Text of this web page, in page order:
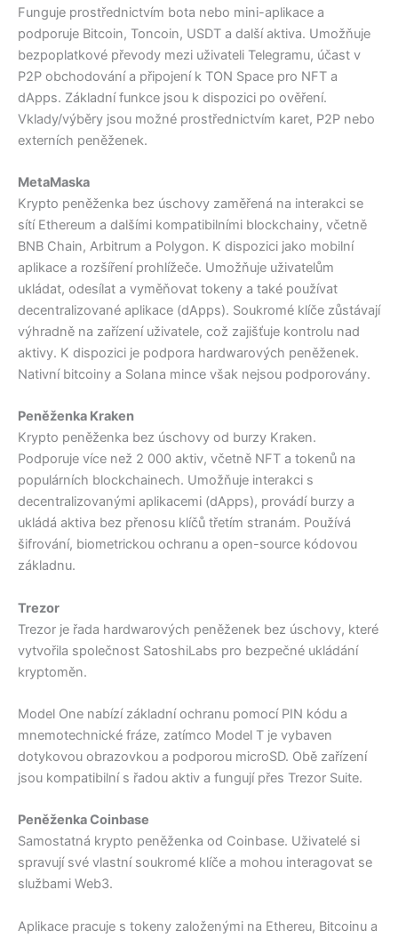
Funguje prostřednictvím bota nebo mini-aplikace a
podporuje Bitcoin, Toncoin, USDT a další aktiva. Umožňuje
bezpoplatkové převody mezi uživateli Telegramu, účast v
P2P obchodování a připojení k TON Space pro NFT a
dApps. Základní funkce jsou k dispozici po ověření.
Vklady/výběry jsou možné prostřednictvím karet, P2P nebo
externích peněženek.
MetaMaska
Krypto peněženka bez úschovy zaměřená na interakci se
sítí Ethereum a dalšími kompatibilními blockchainy, včetně
BNB Chain, Arbitrum a Polygon. K dispozici jako mobilní
aplikace a rozšíření prohlížeče. Umožňuje uživatelům
ukládat, odesílat a vyměňovat tokeny a také používat
decentralizované aplikace (dApps). Soukromé klíče zůstávají
výhradně na zařízení uživatele, což zajišťuje kontrolu nad
aktivy. K dispozici je podpora hardwarových peněženek.
Nativní bitcoiny a Solana mince však nejsou podporovány.
Peněženka Kraken
Krypto peněženka bez úschovy od burzy Kraken.
Podporuje více než 2 000 aktiv, včetně NFT a tokenů na
populárních blockchainech. Umožňuje interakci s
decentralizovanými aplikacemi (dApps), provádí burzy a
ukládá aktiva bez přenosu klíčů třetím stranám. Používá
šifrování, biometrickou ochranu a open-source kódovou
základnu.
Trezor
Trezor je řada hardwarových peněženek bez úschovy, které
vytvořila společnost SatoshiLabs pro bezpečné ukládání
kryptoměn.
Model One nabízí základní ochranu pomocí PIN kódu a
mnemotechnické fráze, zatímco Model T je vybaven
dotykovou obrazovkou a podporou microSD. Obě zařízení
jsou kompatibilní s řadou aktiv a fungují přes Trezor Suite.
Peněženka Coinbase
Samostatná krypto peněženka od Coinbase. Uživatelé si
spravují své vlastní soukromé klíče a mohou interagovat se
službami Web3.
Aplikace pracuje s tokeny založenými na Ethereu, Bitcoinu a